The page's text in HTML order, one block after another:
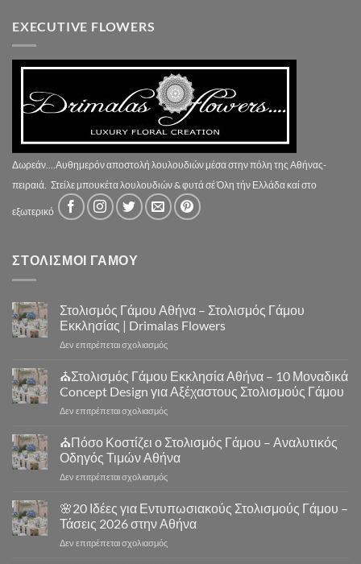
EXECUTIVE FLOWERS
Δωρεάν....Αυθημερόν αποστολή λουλουδιών μέσα στην πόλη της Αθήνας-
πειραιά. Στείλε μπουκέτα λουλουδιών & φυτά σέ Όλη τήν Ελλάδα καί στο
εξωτερικό
ΣΤΟΛΙΣΜΟΙ ΓΑΜΟΥ
Στολισμός Γάμου Αθήνα – Στολισμός Γάμου
Εκκλησίας | Drimalas Flowers
Δεν επιτρέπεται σχολιασμόςστο
Γάμου
Αθήνα
–
Στολισμός
Εκκλησίας
|
Flowers
⛪Στολισμός Γάμου Εκκλησία Αθήνα – 10 Μοναδικά
Concept Design για Αξέχαστους Στολισμούς Γάμου
Δεν επιτρέπεται σχολιασμόςστο
Στολισμός
Γάμου
Εκκλησία
Αθήνα
10
Μοναδικά
Concept
Design
⛪Πόσο Κοστίζει ο Στολισμός Γάμου – Αναλυτικός
Οδηγός Τιμών Αθήνα
Δεν επιτρέπεται σχολιασμόςστο
Κοστίζει
ο
Στολισμός
🌸20 Ιδέες για Εντυπωσιακούς Στολισμούς Γάμου –
Τάσεις 2026 στην Αθήνα
Δεν επιτρέπεται σχολιασμόςστο